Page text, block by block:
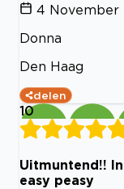
4 November
Donna
Den Haag
delen
10
Uitmuntend!!
easy peasy